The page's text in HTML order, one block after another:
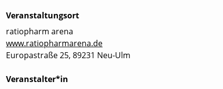
Veranstaltungsort
ratiopharm arena
www.ratiopharmarena.de
Europastraße 25, 89231 Neu-Ulm
Veranstalter*in